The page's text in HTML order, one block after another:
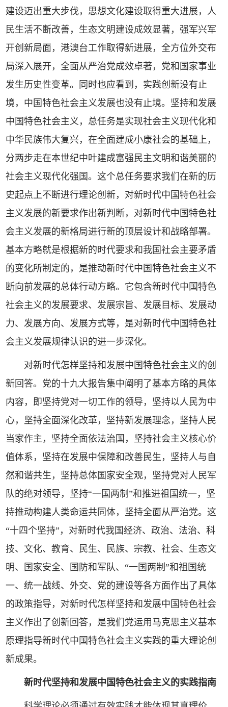
建设迈出重大步伐，思想文化建设取得重大进展，人
民生活不断改善，生态文明建设成效显著，强军兴军
开创新局面，港澳台工作取得新进展，全方位外交布
局深入展开，全面从严治党成效卓著，党和国家事业
发生历史性变革。同时也应看到，实践创新没有止
境，中国特色社会主义发展也没有止境。坚持和发展
中国特色社会主义，总任务是实现社会主义现代化和
中华民族伟大复兴，在全面建成小康社会的基础上，
分两步走在本世纪中叶建成富强民主文明和谐美丽的
社会主义现代化强国。这个总任务要求我们在新的历
史起点上不断进行理论创新，对新时代中国特色社会
主义发展的新要求作出新判断，对新时代中国特色社
会主义发展的新格局进行新的顶层设计和战略部署。
基本方略就是根据新的时代要求和我国社会主要矛盾
的变化所制定的，是推动新时代中国特色社会主义不
断向前发展的总体行动方略。它包含新时代中国特色
社会主义的发展要求、发展宗旨、发展目标、发展动
力、发展方向、发展方式等，是对新时代中国特色社
会主义发展规律认识的进一步深化。
对新时代怎样坚持和发展中国特色社会主义的创
新回答。党的十九大报告集中阐明了基本方略的具体
内容，即坚持党对一切工作的领导，坚持以人民为中
心，坚持全面深化改革，坚持新发展理念，坚持人民
当家作主，坚持全面依法治国，坚持社会主义核心价
值体系，坚持在发展中保障和改善民生，坚持人与自
然和谐共生，坚持总体国家安全观，坚持党对人民军
队的绝对领导，坚持“一国两制”和推进祖国统一，坚
持推动构建人类命运共同体，坚持全面从严治党。这
“十四个坚持”，对新时代我国经济、政治、法治、科
技、文化、教育、民生、民族、宗教、社会、生态文
明、国家安全、国防和军队、“一国两制”和祖国统
一、统一战线、外交、党的建设等各方面作出了具体
的政策指导，对新时代怎样坚持和发展中国特色社会
主义作出了创新回答，是我们党运用马克思主义基本
原理指导新时代中国特色社会主义实践的重大理论创
新成果。
新时代坚持和发展中国特色社会主义的实践指南